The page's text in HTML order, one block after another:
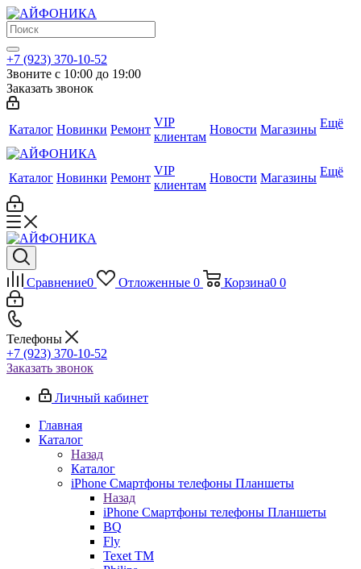
+7 (923) 370-10-52
Звоните с 10:00 до 19:00
Заказать звонок
Каталог Новинки Ремонт
VIP
клиентам
Новости Магазины Ещё
Каталог Новинки Ремонт
VIP
клиентам
Новости Магазины Ещё
Сравнение0 Отложенные 0 Корзина0 0
Телефоны
+7 (923) 370-10-52
Заказать звонок
Личный кабинет
Главная
Каталог
Назад
Каталог
iPhone Смартфоны телефоны Планшеты
Назад
iPhone Смартфоны телефоны Планшеты
BQ
Fly
Texet TM